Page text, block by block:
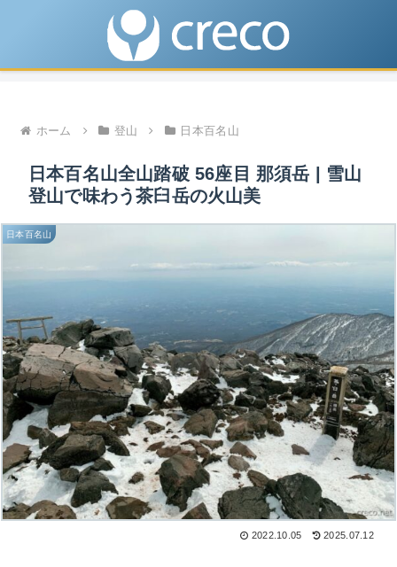
ホーム 登山 日本百名山
日本百名山全山踏破 56座目 那須岳 | 雪山
登山で味わう茶臼岳の火山美
日本百名山
2022.10.05 2025.07.12